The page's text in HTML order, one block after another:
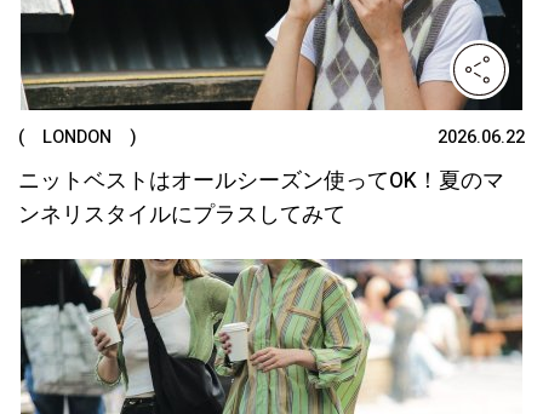
( LONDON ) 2026.06.22
ニットベストはオールシーズン使ってOK！夏のマ
ンネリスタイルにプラスしてみて